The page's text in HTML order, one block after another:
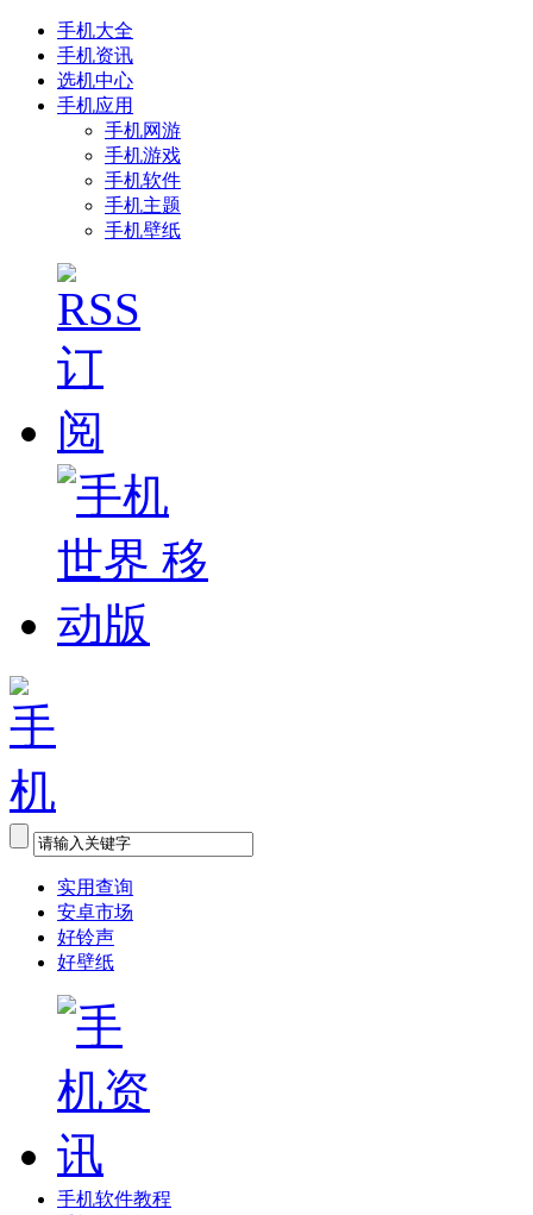
手机大全
手机资讯
选机中心
手机应用
手机网游
手机游戏
手机软件
手机主题
手机壁纸
实用查询
安卓市场
好铃声
好壁纸
手机软件教程